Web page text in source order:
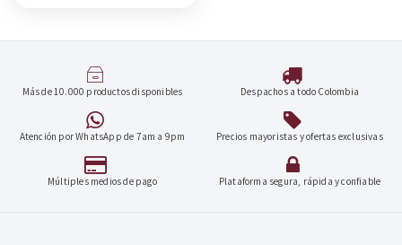
Más de 10.000 productos disponibles Despachos a todo Colombia
Atención por WhatsApp de 7am a 9pm Precios mayoristas y ofertas exclusivas
Múltiples medios de pago Plataforma segura, rápida y confiable